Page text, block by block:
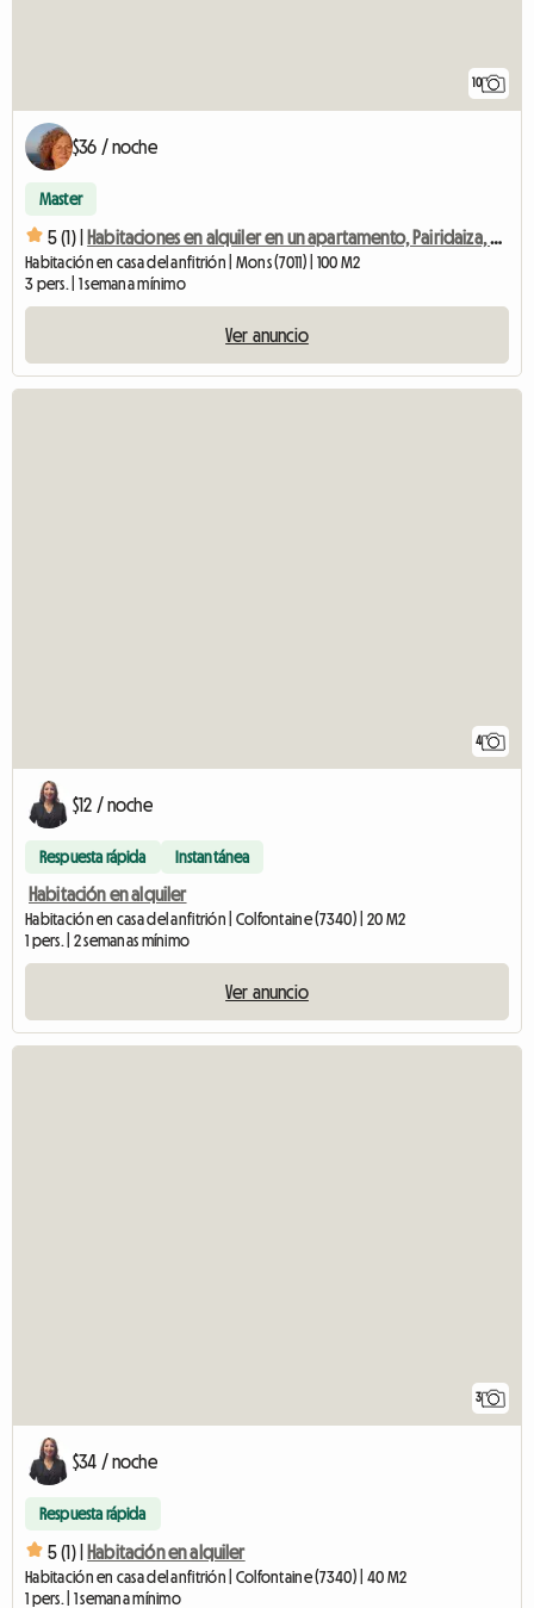
10
$36 / noche
Master
5 (1) | Habitaciones en alquiler en un apartamento, Pairidaiza, Mons, Ath
Habitación en casa del anfitrión | Mons (7011) | 100 M2
3 pers. | 1 semana mínimo
Ver anuncio
4
$12 / noche
Respuesta rápida Instantánea
Habitación en alquiler
Habitación en casa del anfitrión | Colfontaine (7340) | 20 M2
1 pers. | 2 semanas mínimo
Ver anuncio
3
$34 / noche
Respuesta rápida
5 (1) | Habitación en alquiler
Habitación en casa del anfitrión | Colfontaine (7340) | 40 M2
1 pers. | 1 semana mínimo